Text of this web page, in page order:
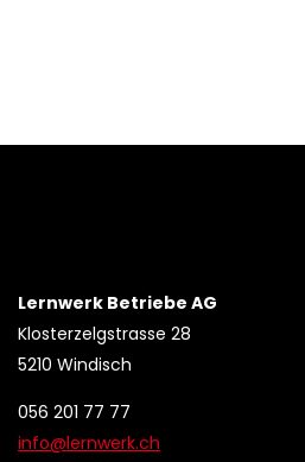
Lernwerk Betriebe AG
Klosterzelgstrasse 28
5210 Windisch
056 201 77 77
info@lernwerk.ch